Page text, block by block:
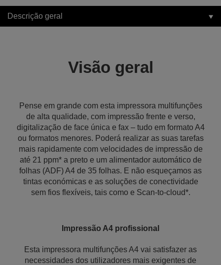
Descrição geral
Visão geral
Pense em grande com esta impressora multifunções
de alta qualidade, com impressão frente e verso,
digitalização de face única e fax – tudo em formato A4
ou formatos menores. Poderá realizar as suas tarefas
mais rapidamente com velocidades de impressão de
até 21 ppm* a preto e um alimentador automático de
folhas (ADF) A4 de 35 folhas. E não esqueçamos as
tintas económicas e as soluções de conectividade
sem fios flexíveis, tais como e Scan-to-cloud*.
Impressão A4 profissional
Esta impressora multifunções A4 vai satisfazer as
necessidades dos utilizadores mais exigentes de